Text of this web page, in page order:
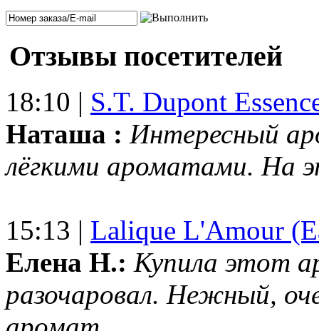
Отзывы посетителей
18:10 | S.T. Dupont
Наташа : Интересный
лёгкими ароматами. На
15:13 | Lalique L'Amour
Елена Н.: Купила этот
разочаровал. Нежный,